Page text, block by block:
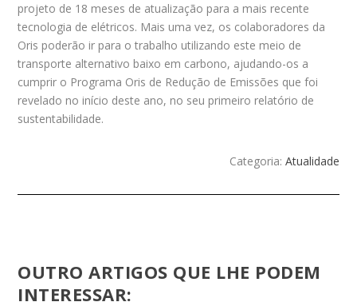
projeto de 18 meses de atualização para a mais recente
tecnologia de elétricos. Mais uma vez, os colaboradores da
Oris poderão ir para o trabalho utilizando este meio de
transporte alternativo baixo em carbono, ajudando-os a
cumprir o Programa Oris de Redução de Emissões que foi
revelado no início deste ano, no seu primeiro relatório de
sustentabilidade.
Categoria: Atualidade
OUTRO ARTIGOS QUE LHE PODEM
INTERESSAR: